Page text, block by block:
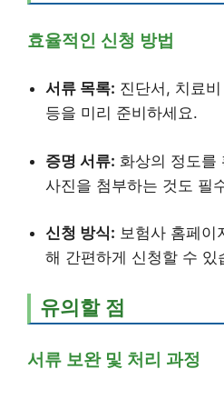
효율적인 신청 방법
서류 목록: 진단서, 치료
등을 미리 준비하세요.
증명 서류: 화상의 정도를
사진을 첨부하는 것도 필
신청 방식: 보험사 홈페이
해 간편하게 신청할 수 있
유의할 점
서류 보완 및 처리 과정